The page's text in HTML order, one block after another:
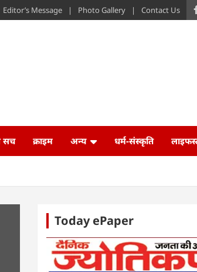
Editor’s Message Photo Gallery Contact Us
सच क्राइम अन्य धर्म-संस्कृति
Today ePaper